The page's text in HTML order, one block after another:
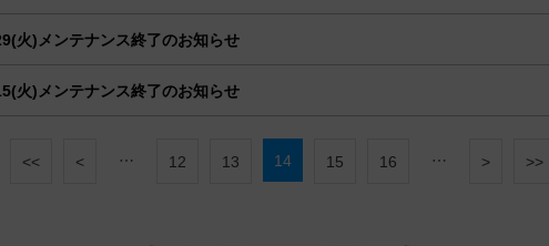
火)メンテナンス終了のお知らせ
火)メンテナンス終了のお知らせ
<< < … 12 13 14 15 16 … > >>